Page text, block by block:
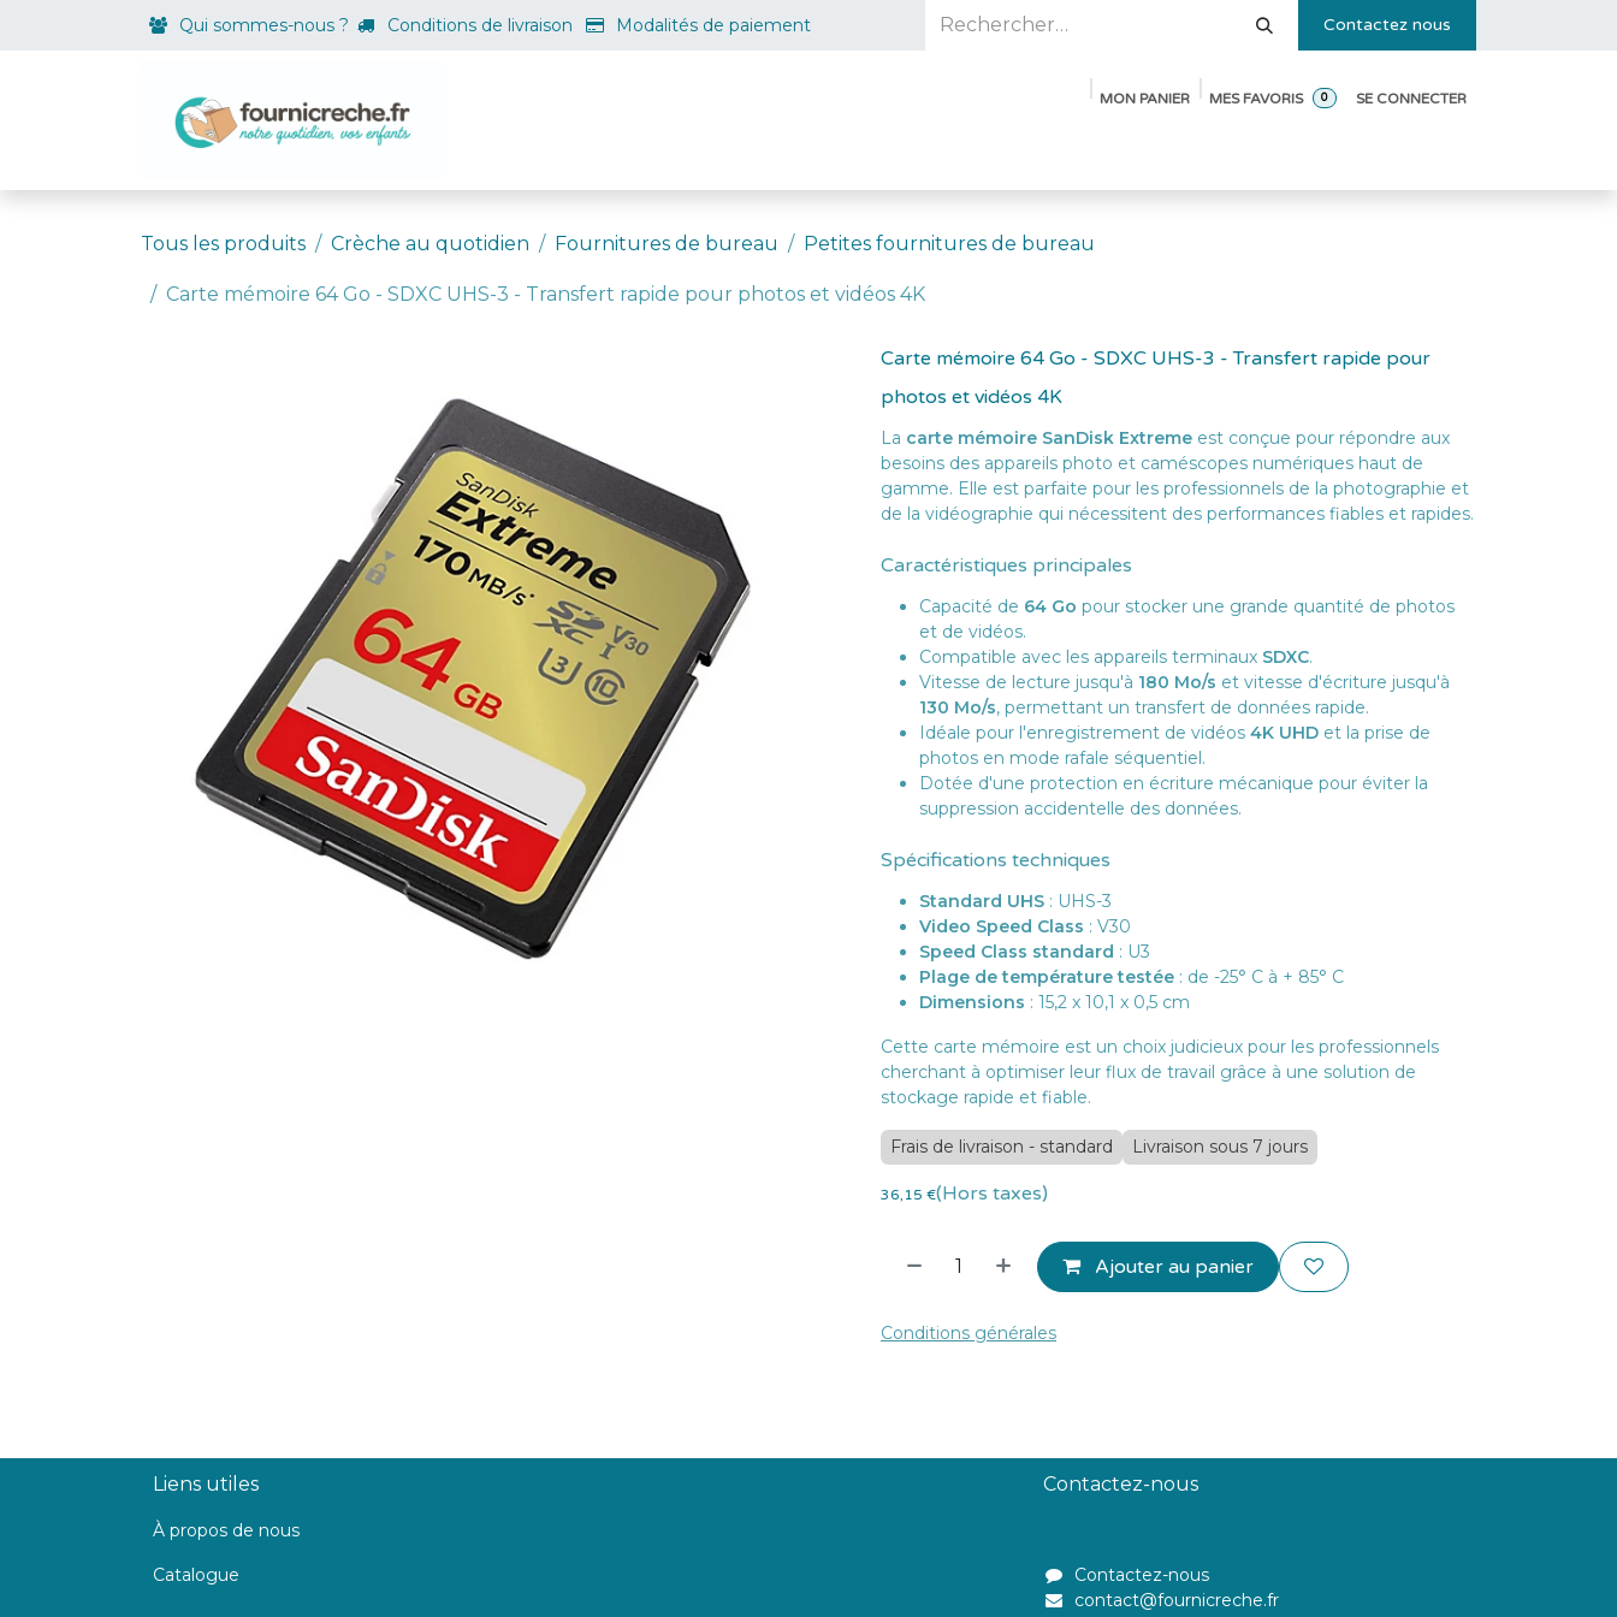
Se rendre au contenuQui sommes-nous ? Conditions de livraison Modalités de paiement Contactez nous
MON PANIER 0
MES FAVORIS SE CONNECTER
Tous les produits Crèche au quotidien Fournitures de bureau Petites fournitures de bureau
Carte mémoire 64 Go - SDXC UHS-3 - Transfert rapide pour photos et vidéos 4K
Carte mémoire 64 Go - SDXC UHS-3 - Transfert rapide pour
photos et vidéos 4K
La carte mémoire SanDisk Extreme est conçue pour répondre aux
besoins des appareils photo et caméscopes numériques haut de
gamme. Elle est parfaite pour les professionnels de la photographie et
de la vidéographie qui nécessitent des performances fiables et rapides.
Caractéristiques principales
Capacité de 64 Go pour stocker une grande quantité de photos
et de vidéos.
Compatible avec les appareils terminaux SDXC.
Vitesse de lecture jusqu'à 180 Mo/s et vitesse d'écriture jusqu'à
130 Mo/s, permettant un transfert de données rapide.
Idéale pour l'enregistrement de vidéos 4K UHD et la prise de
photos en mode rafale séquentiel.
Dotée d'une protection en écriture mécanique pour éviter la
suppression accidentelle des données.
Spécifications techniques
Standard UHS : UHS-3
Video Speed Class : V30
Speed Class standard : U3
Plage de température testée : de -25° C à + 85° C
Dimensions : 15,2 x 10,1 x 0,5 cm
Cette carte mémoire est un choix judicieux pour les professionnels
cherchant à optimiser leur flux de travail grâce à une solution de
stockage rapide et fiable.
Frais de livraison - standard Livraison sous 7 jours
36,15 €(Hors taxes)
Ajouter au panier
Conditions générales
Liens utiles
À propos de nous
Catalogue
Contactez-nous
Contactez-nous
contact@fournicreche.fr